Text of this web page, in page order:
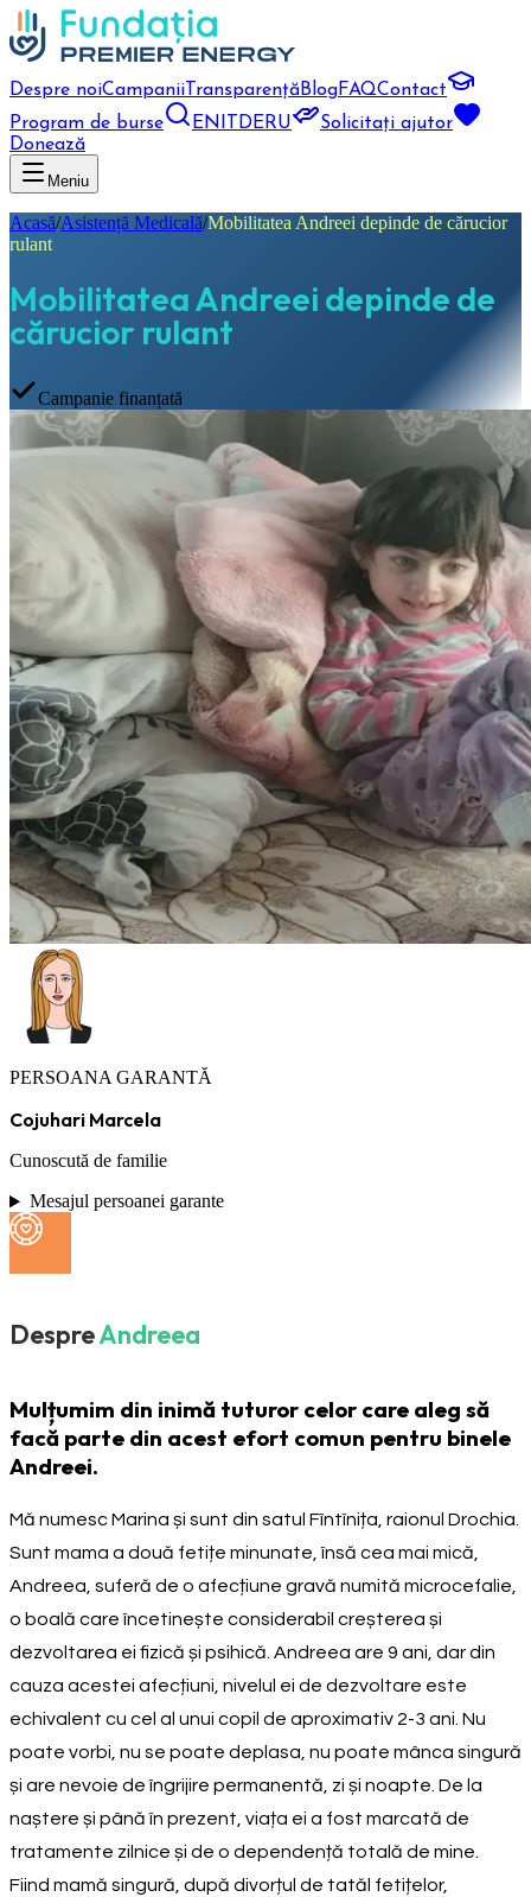
Despre noiCampanii TransparențăBlogFAQContact
Program de burse
EN DERU
Solicitați ajutor
Donează
Meniu
Acasă/Asistență Medicală/Mobilitatea Andreei depinde de cărucior
rulant
Mobilitatea Andreei depinde de
cărucior rulant
Campanie finanțată
PERSOANA GARANTĂ
Cojuhari Marcela
Cunoscută de familie
Mesajul persoanei garante
DespreAndreea
Mulțumim din inimă tuturor celor care aleg să
facă parte din acest efort comun pentru binele
Andreei.
Mă numesc Marina și sunt din satul Fîntînița, raionul Drochia.
Sunt mama a două fetițe minunate, însă cea mai mică,
Andreea, suferă de o afecțiune gravă numită microcefalie,
o boală care încetinește considerabil creșterea și
dezvoltarea ei fizică și psihică. Andreea are 9 ani, dar din
cauza acestei afecțiuni, nivelul ei de dezvoltare este
echivalent cu cel al unui copil de aproximativ 2-3 ani. Nu
poate vorbi, nu se poate deplasa, nu poate mânca singură
și are nevoie de îngrijire permanentă, zi și noapte. De la
naștere și până în prezent, viața ei a fost marcată de
tratamente zilnice și de o dependență totală de mine.
Fiind mamă singură, după divorțul de tatăl fetițelor,